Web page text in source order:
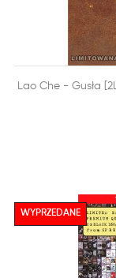
DODAJ DO
Lao Che - Gusła
WYPRZEDANE